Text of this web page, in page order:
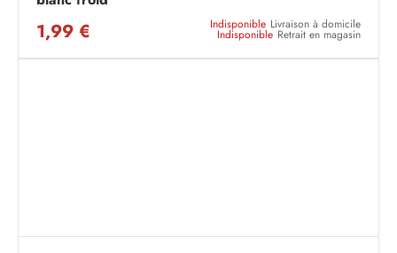
1,99 € Indisponible Livraison à domicile
Indisponible Retrait en magasin